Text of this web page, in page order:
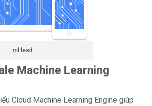
ml lead
Machine Learning
Cloud Machine Learning Engine giúp